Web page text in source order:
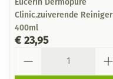
Eucerin Dermopure
Clinic.zuiverende Reiniger
400ml
€ 23,95